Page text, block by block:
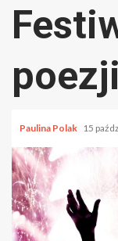
Paulina Polak 15